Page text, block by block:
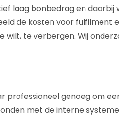
laag bonbedrag en daarbij
de kosten voor fulfilment
wilt, te verbergen. Wij
professioneel genoeg om
met de interne